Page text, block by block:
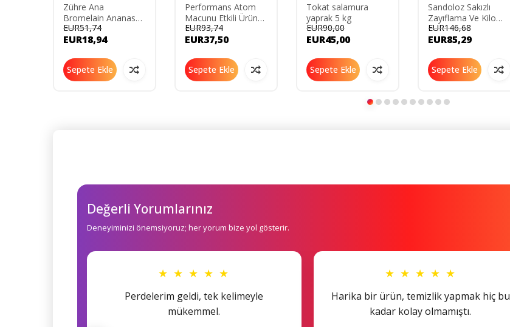
Zühre Ana
Bromelain Ananas
İçeren Detox Şurubu
EUR51,74
EUR18,94
Sepete Ekle
Performans Atom
Macunu Etkili Ürün
Kuvvet Macunu
Mesir Macunu 2x240
EUR93,74
EUR37,50
Sepete Ekle
Tokat salamura
yaprak 5 kg
EUR90,00
EUR45,00
Sepete Ekle
Sandoloz Sakızlı
Zayıflama Ve Kilo
Vermeye Yardımcı
Tok Tutucu Bitkisel
SUR.BIT.MER
EUR146,68
EUR85,29
Sepete Ekle
Değerli Yorumlarınız
Deneyiminizi önemsiyoruz; her yorum bize yol gösterir.
★ ★ ★ ★ ★
Perdelerim geldi, tek kelimeyle
mükemmel.
★ ★ ★ ★ ★
Harika bir ürün, temizlik yapmak hiç bu
kadar kolay olmamıştı.